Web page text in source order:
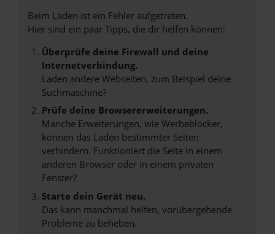
Beim Laden ist ein Fehler aufgetreten.
Hier sind ein paar Tipps, die dir helfen können:
Überprüfe deine Firewall und deine
Internetverbindung.
Laden andere Webseiten, zum Beispiel deine
Suchmaschine?
Prüfe deine Browsererweiterungen.
Manche Erweiterungen, wie Werbeblocker,
können das Laden bestimmter Seiten
verhindern. Funktioniert die Seite in einem
anderen Browser oder in einem privaten
Fenster?
Starte dein Gerät neu.
Das kann manchmal helfen, vorübergehende
Probleme zu beheben.